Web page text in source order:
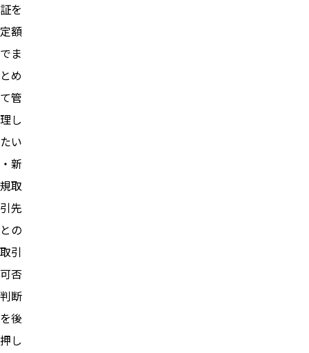
証を
定額
でま
とめ
て管
理し
たい
・新
規取
引先
との
取引
可否
判断
を後
押し